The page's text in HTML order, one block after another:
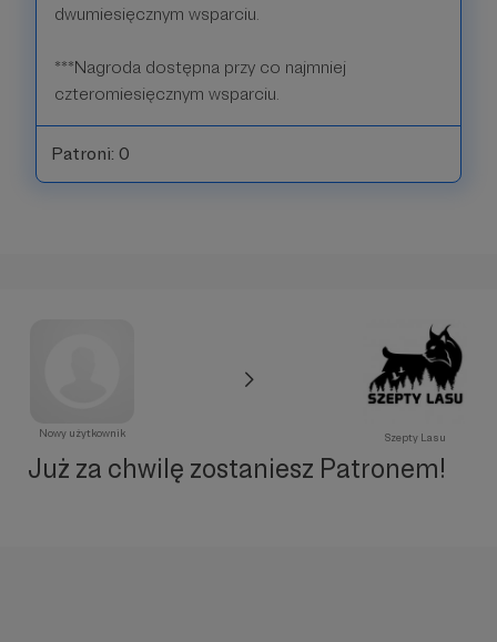
dwumiesięcznym wsparciu.
***Nagroda dostępna przy co najmniej
czteromiesięcznym wsparciu.
Patroni: 0
Nowy użytkownik Szepty Lasu
Już za chwilę zostaniesz Patronem!